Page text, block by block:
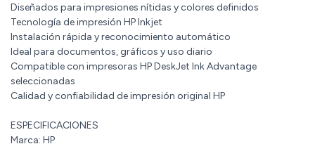
Diseñados para impresiones nítidas y colores definidos
Tecnología de impresión HP Inkjet
Instalación rápida y reconocimiento automático
Ideal para documentos, gráficos y uso diario
Compatible con impresoras HP DeskJet Ink Advantage
seleccionadas
Calidad y confiabilidad de impresión original HP
ESPECIFICACIONES
Marca: HP